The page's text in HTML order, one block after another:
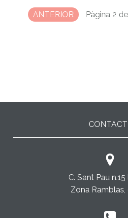
ANTERIOR Pàgina 2
C. Sant Pau
Zona Ramblas,